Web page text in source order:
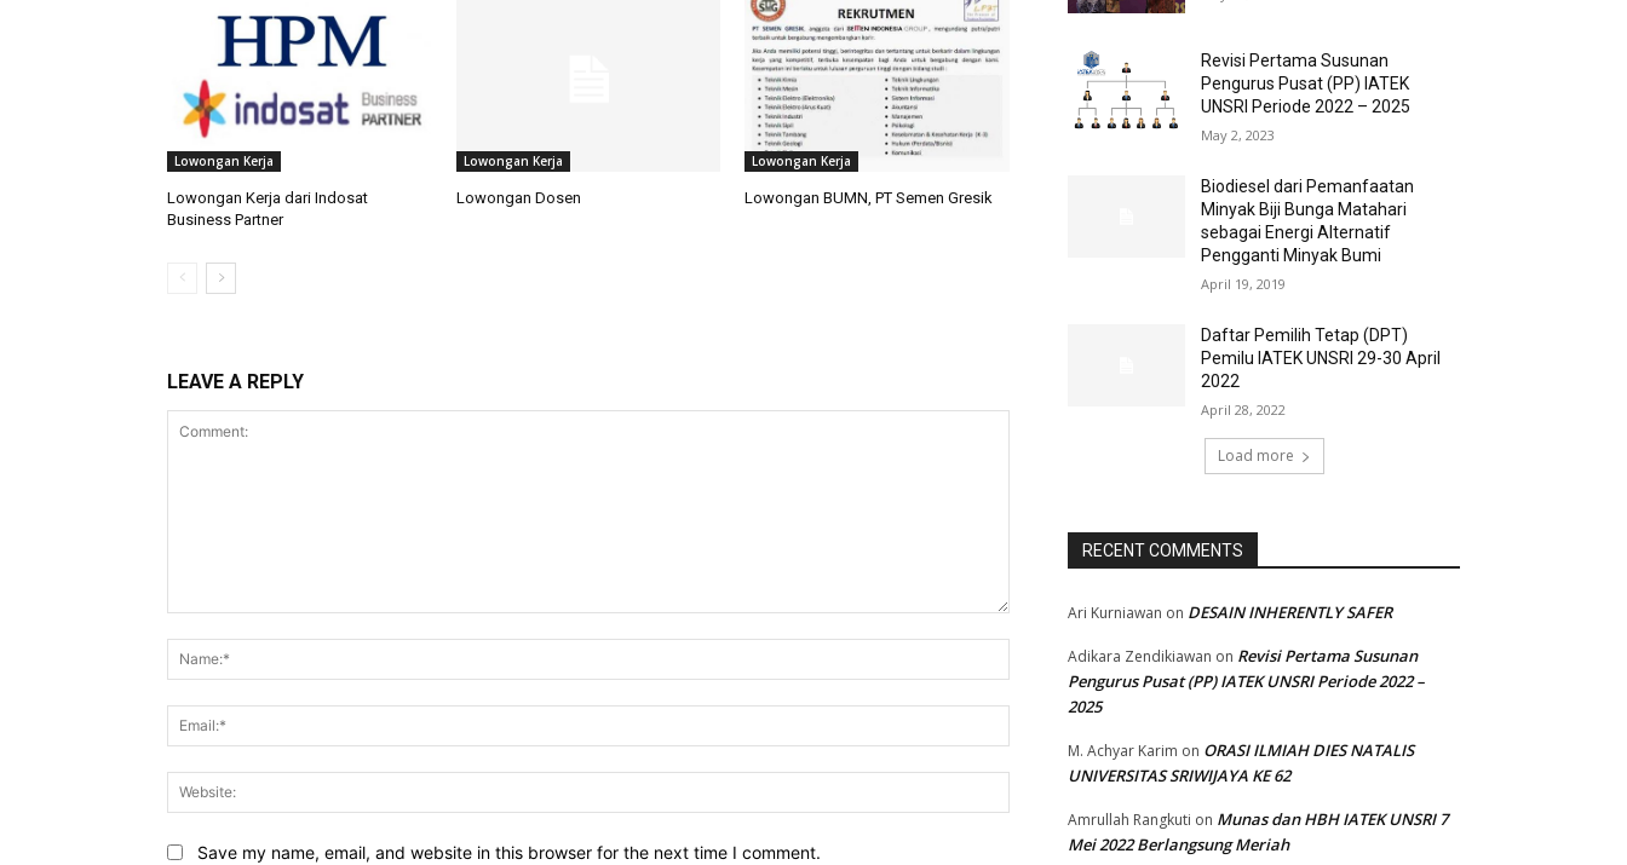
Lowongan Kerja
Lowongan Kerja dari Indosat
Business Partner
Lowongan Kerja
Lowongan Dosen
Lowongan Kerja
Lowongan BUMN, PT Semen Gresik
LEAVE A REPLY
Website:
Save my name, email, and website in this browser for the next time I comment.
Revisi Pertama Susunan
Pengurus Pusat (PP) IATEK
UNSRI Periode 2022 – 2025
May 2, 2023
Biodiesel dari Pemanfaatan
Minyak Biji Bunga Matahari
sebagai Energi Alternatif
Pengganti Minyak Bumi
April 19, 2019
Daftar Pemilih Tetap (DPT)
Pemilu IATEK UNSRI 29-30 April
2022
April 28, 2022
Load more
RECENT COMMENTS
Ari Kurniawan on DESAIN INHERENTLY SAFER
Adikara Zendikiawan on Revisi Pertama Susunan
Pengurus Pusat (PP) IATEK UNSRI Periode 2022 –
2025
M. Achyar Karim on ORASI ILMIAH DIES NATALIS
UNIVERSITAS SRIWIJAYA KE 62
Amrullah Rangkuti on Munas dan HBH IATEK UNSRI 7
Mei 2022 Berlangsung Meriah